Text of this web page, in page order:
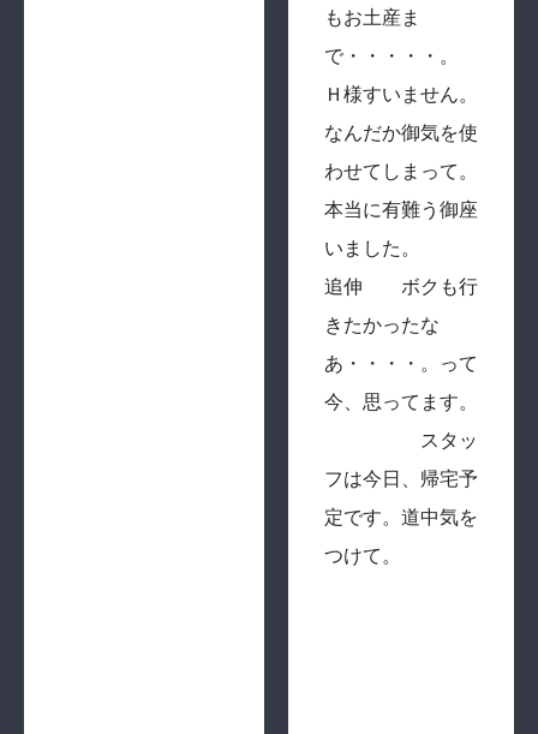
もお土産ま
で・・・・・。
Ｈ様すいません。
なんだか御気を使
わせてしまって。
本当に有難う御座
いました。
追伸 ボクも行
きたかったな
あ・・・・。って
今、思ってます。
スタッ
フは今日、帰宅予
定です。道中気を
つけて。